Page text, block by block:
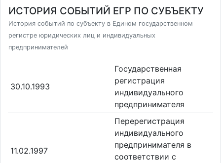
ИСТОРИЯ СОБЫТИЙ ЕГР ПО СУБЪЕКТУ
История событий по субъекту в Едином государственном
регистре юридических лиц и индивидуальных
предпринимателей
30.10.1993
Государственная
регистрация
индивидуального
предпринимателя
11.02.1997
Перерегистрация
индивидуального
предпринимателя в
соответствии с